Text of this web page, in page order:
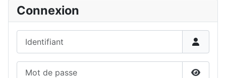
Connexion